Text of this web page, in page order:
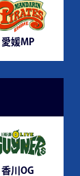
愛媛MP
香川OG